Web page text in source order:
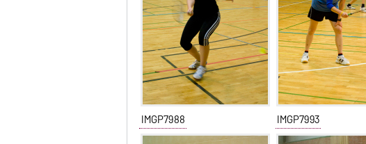
IMGP7988 IMGP7993